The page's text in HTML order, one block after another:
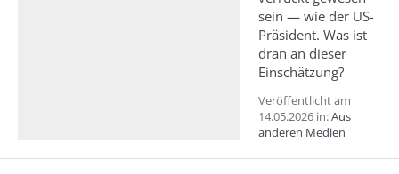
sein — wie der US-
Präsident. Was ist
dran an dieser
Einschätzung?
Veröffentlicht am
14.05.2026 in:Aus
anderen Medien